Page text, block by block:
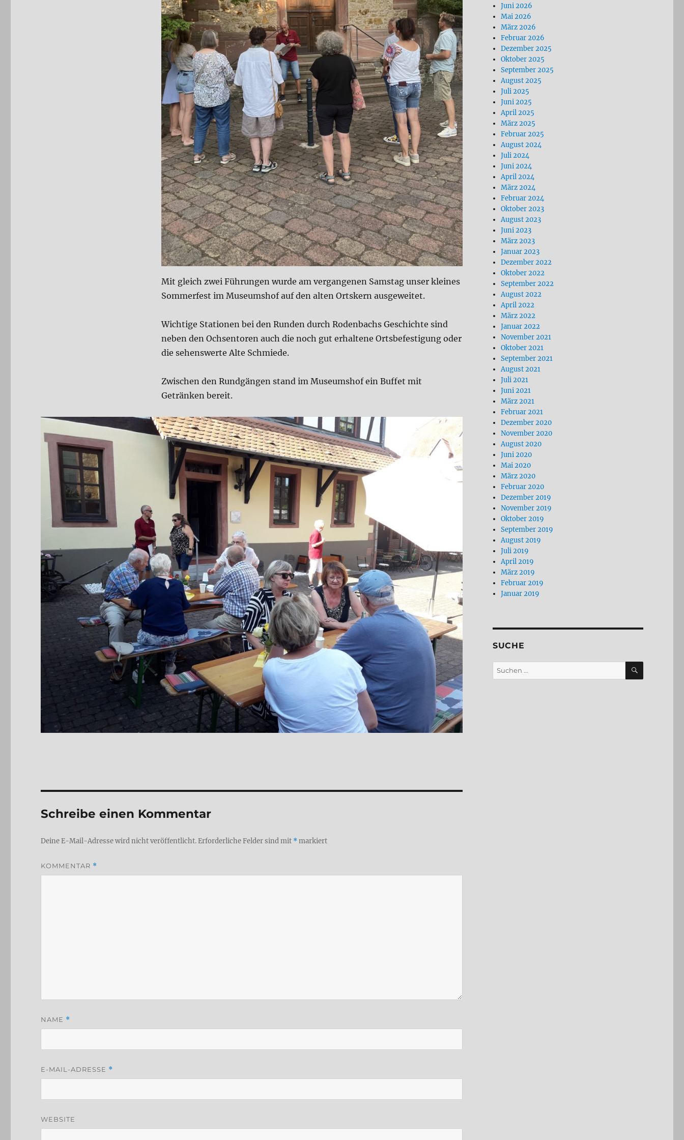
Mit gleich zwei Führungen wurde am vergangenen Samstag unser kleines
Sommerfest im Museumshof auf den alten Ortskern ausgeweitet.
Wichtige Stationen bei den Runden durch Rodenbachs Geschichte sind
neben den Ochsentoren auch die noch gut erhaltene Ortsbefestigung oder
die sehenswerte Alte Schmiede.
Zwischen den Rundgängen stand im Museumshof ein Buffet mit
Getränken bereit.
Schreibe einen Kommentar
Deine E-Mail-Adresse wird nicht veröffentlicht.Erforderliche Felder sind mit *markiert
KOMMENTAR *
NAME *
E-MAIL-ADRESSE *
WEBSITE
Juni 2026
Mai 2026
März 2026
Februar 2026
Dezember 2025
Oktober 2025
September 2025
August 2025
Juli 2025
Juni 2025
April 2025
März 2025
Februar 2025
August 2024
Juli 2024
Juni 2024
April 2024
März 2024
Februar 2024
Oktober 2023
August 2023
Juni 2023
März 2023
Januar 2023
Dezember 2022
Oktober 2022
September 2022
August 2022
April 2022
März 2022
Januar 2022
November 2021
Oktober 2021
September 2021
August 2021
Juli 2021
Juni 2021
März 2021
Februar 2021
Dezember 2020
November 2020
August 2020
Juni 2020
Mai 2020
März 2020
Februar 2020
Dezember 2019
November 2019
Oktober 2019
September 2019
August 2019
Juli 2019
April 2019
März 2019
Februar 2019
Januar 2019
SUCHE
Suchen
nach:
SUCHEN